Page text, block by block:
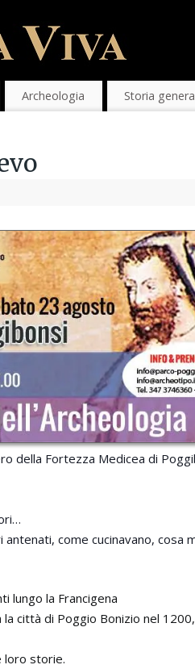
Archeologia Storia
della Fortezza Medicea di
come cucinavano, cosa
lungo la Francigena
città di Poggio Bonizio nel
loro storie.